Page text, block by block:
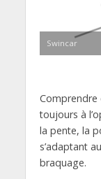
Swincar
Comprendre
toujours à
la pente, la
s’adaptant
braquage.